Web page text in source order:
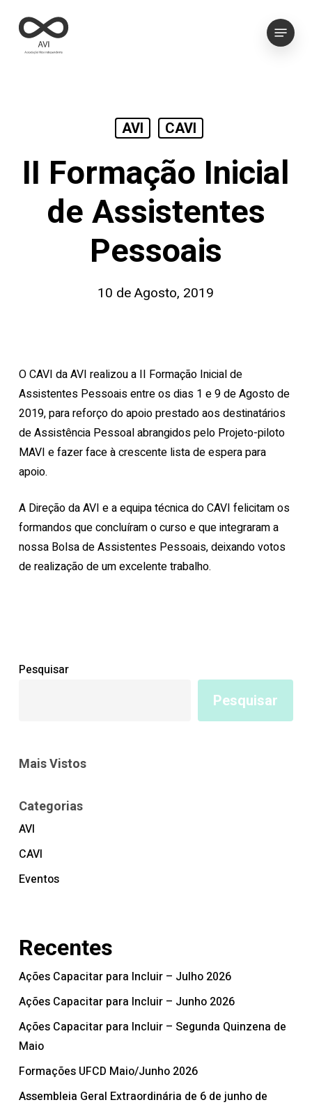
Menu
AVI CAVI
II Formação Inicial
de Assistentes
Pessoais
10 de Agosto, 2019
O CAVI da AVI realizou a II Formação Inicial de
Assistentes Pessoais entre os dias 1 e 9 de Agosto de
2019, para reforço do apoio prestado aos destinatários
de Assistência Pessoal abrangidos pelo Projeto-piloto
MAVI e fazer face à crescente lista de espera para
apoio.
A Direção da AVI e a equipa técnica do CAVI felicitam os
formandos que concluíram o curso e que integraram a
nossa Bolsa de Assistentes Pessoais, deixando votos
de realização de um excelente trabalho.
Pesquisar
Pesquisar
Mais Vistos
Categorias
AVI
CAVI
Eventos
Recentes
Ações Capacitar para Incluir – Julho 2026
Ações Capacitar para Incluir – Junho 2026
Ações Capacitar para Incluir – Segunda Quinzena de
Maio
Formações UFCD Maio/Junho 2026
Assembleia Geral Extraordinária de 6 de junho de